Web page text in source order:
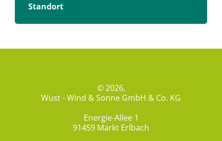
Standort
© 2026,
Wust - Wind & Sonne GmbH & Co. KG
Energie-Allee 1
91459 Markt Erlbach